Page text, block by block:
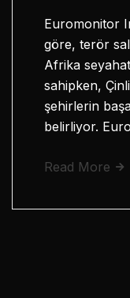
Euromonitor
göre, terör
Afrika
sahipken,
şehirlerin
belirliyor.
Read More